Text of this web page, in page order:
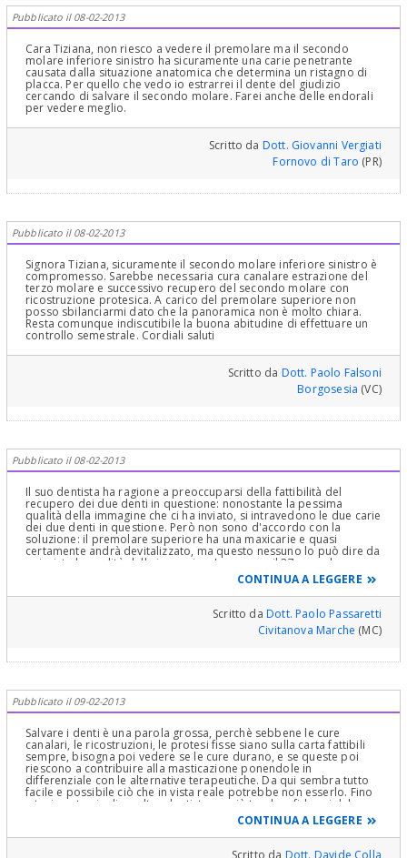
dalla "pinza facile" magari, scommetto, per fare poi un impianto!
Mi dispiace dire così e mi dispiace dirlo in base non ad una visita
clinica ma alla visione solo di una lastra inadatta, fatta male,
sottoesposta, via web! Ma la mia esperienza è tanta e l'occhio
clinico c'è, per poter affermare o almeno sospettare altamente
quanto detto! Quindi, si faccia visitare bene, chieda spiegazioni su
tutto e se non fosse convinta chieda un parere, un consulto con un
Dentista che sia preparato in Endodonzia e Parodontologia! Lei
voleva un consiglio ed io glielo propongo! In "bocca al lupo" Non
si stupisca di quanto ho detto ma era mio dovere di Medico
perchè nel momento in cui lei chiede ed io rispondo diventa mia
paziente ed io devo essere professionalmente sincero e veritiero
al massimo! Spero che lo copisca questo!Cordialmente Gustavo
Petti, Parodontologia, Implantologia, Gnatologia, Endodontia e
Pubblicato il 08-02-2013
Cara Tiziana, non riesco a vedere il premolare ma il secondo
molare inferiore sinistro ha sicuramente una carie penetrante
causata dalla situazione anatomica che determina un ristagno di
placca. Per quello che vedo io estrarrei il dente del giudizio
cercando di salvare il secondo molare. Farei anche delle endorali
per vedere meglio.
Scritto da Dott. Giovanni Vergiati
Fornovo di Taro (PR)
Pubblicato il 08-02-2013
Signora Tiziana, sicuramente il secondo molare inferiore sinistro è
compromesso. Sarebbe necessaria cura canalare estrazione del
terzo molare e successivo recupero del secondo molare con
ricostruzione protesica. A carico del premolare superiore non
posso sbilanciarmi dato che la panoramica non è molto chiara.
Resta comunque indiscutibile la buona abitudine di effettuare un
controllo semestrale. Cordiali saluti
Scritto da Dott. Paolo Falsoni
Borgosesia (VC)
Pubblicato il 08-02-2013
Il suo dentista ha ragione a preoccuparsi della fattibilità del
recupero dei due denti in questione: nonostante la pessima
qualità della immagine che ci ha inviato, si intravedono le due carie
dei due denti in questione. Però non sono d'accordo con la
soluzione: il premolare superiore ha una maxicarie e quasi
certamente andrà devitalizzato, ma questo nessuno lo può dire da
qui, vista la qualità della immagine. Invece per il 37, sono ben
d'accordo con i colleghi che questo dente va recuperato
assolutamente, estraendo invece il 38 e ricostruendo il 37 dopo
averlo deve con capsula dopo forse intervento di chirurgia
parodontale per salvarlo.. Non ci pensi nemmeno a toglierlo!!!!
CONTINUA A LEGGERE
Scritto daDott. Paolo Passaretti
Civitanova Marche (MC)
Pubblicato il 09-02-2013
Salvare i denti è una parola grossa, perchè sebbene le cure
canalari, le ricostruzioni, le protesi fisse siano sulla carta fattibili
sempre, bisogna poi vedere se le cure durano, e se queste poi
riescono a contribuire alla masticazione ponendole in
differenziale con le alternative terapeutiche. Da qui sembra tutto
facile e possibile ciò che in vista reale potrebbe non esserlo. Fino
a tesi contraria di un altro dentista perciò tendo a fidarmi del
parere dell'unico giudizio espresso da un medico. Senta un altro
parere e poi scelga in base alla fiducia. Cordiali saluti.
CONTINUA A LEGGERE
Scritto da Dott. Davide Colla